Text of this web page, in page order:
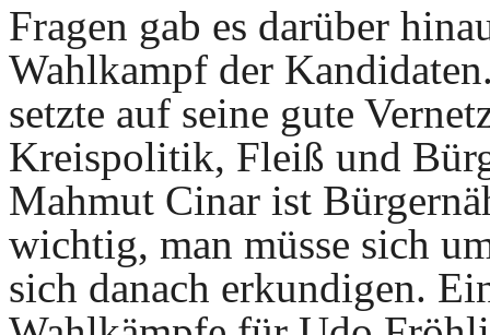
Fragen gab es darüber
Wahlkampf der
setzte auf seine gute
Kreispolitik, Fleiß und
Mahmut Cinar ist
wichtig, man müsse sich
sich danach erkundigen.